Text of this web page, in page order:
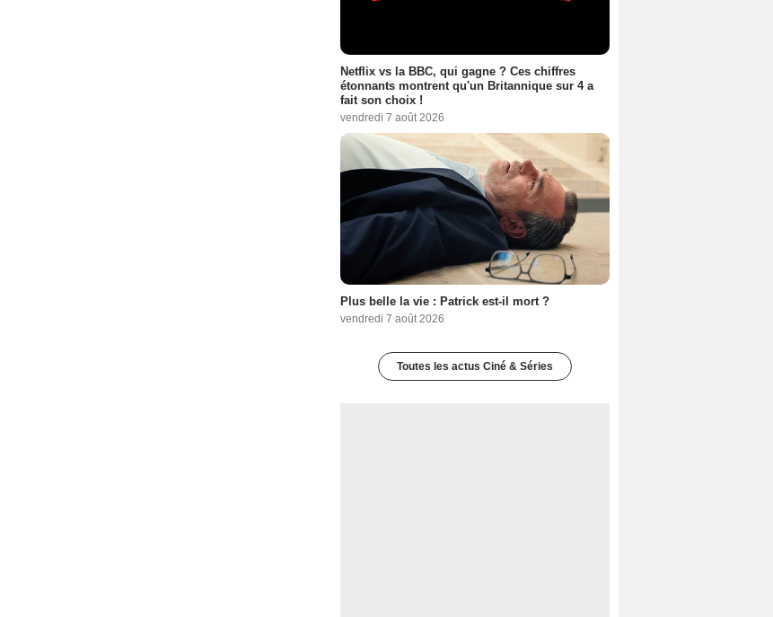
Netflix vs la BBC, qui gagne ? Ces chiffres
étonnants montrent qu'un Britannique sur 4 a
fait son choix !
vendredi 7 août 2026
Plus belle la vie : Patrick est-il mort ?
vendredi 7 août 2026
Toutes les actus Ciné & Séries